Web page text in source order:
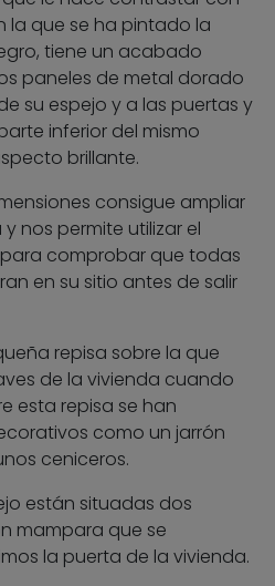
que se ha pintado la
tiene un acabado
paneles de metal dorado
su espejo y a las puertas y
inferior del mismo
brillante.
consigue ampliar
nos permite utilizar el
comprobar que todas
en su sitio antes de salir
repisa sobre la que
de la vivienda cuando
esta repisa se han
como un jarrón
ceniceros.
están situadas dos
mampara que se
la puerta de la vivienda.